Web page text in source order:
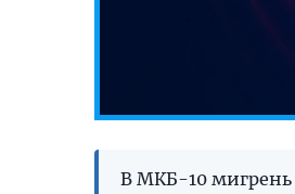
В МКБ-10 мигрень